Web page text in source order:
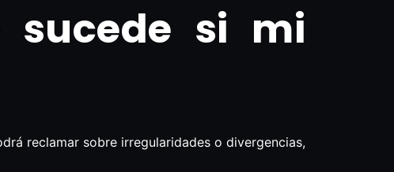
sucede si mi
reclamar sobre irregularidades o divergencias,